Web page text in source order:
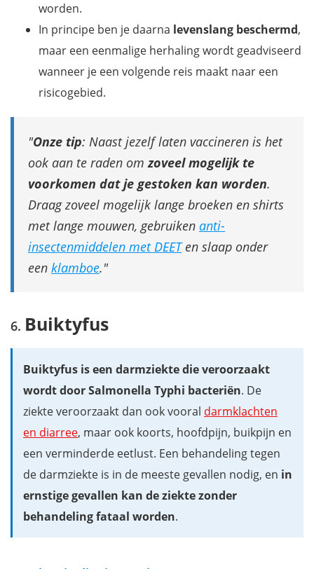
worden.
In principe ben je daarna levenslang beschermd,
maar een eenmalige herhaling wordt geadviseerd
wanneer je een volgende reis maakt naar een
risicogebied.
Onze tip: Naast jezelf laten vaccineren is het
ook aan te raden omzoveel mogelijk te
voorkomen dat je gestoken kan worden.
Draag zoveel mogelijk lange broeken en shirts
met lange mouwen, gebruiken anti-
insectenmiddelen met DEETen slaap onder
een klamboe.
Buiktyfus
Buiktyfus is een darmziekte die veroorzaakt
wordt door Salmonella Typhi bacteriën. De
ziekte veroorzaakt dan ook vooral darmklachten
en diarree, maar ook koorts, hoofdpijn, buikpijn en
een verminderde eetlust. Een behandeling tegen
de darmziekte is in de meeste gevallen nodig, en in
ernstige gevallen kan de ziekte zonder
behandeling fataal worden.